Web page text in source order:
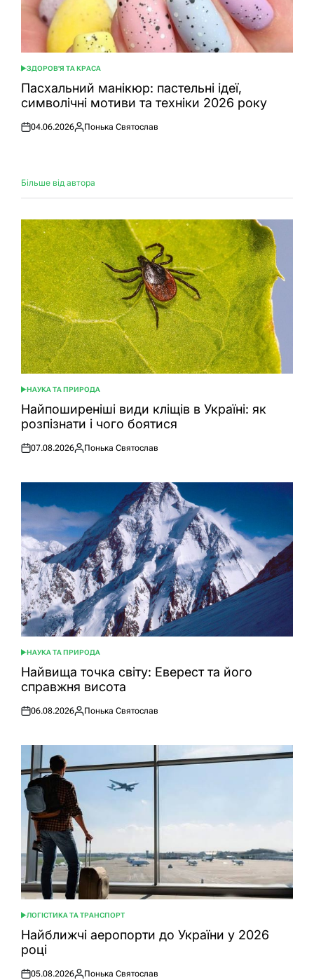
ОПУБЛІКУВАТИ
У
ЗДОРОВ'Я ТА КРАСА
Пасхальний манікюр: пастельні ідеї,
символічні мотиви та техніки 2026 року
Оприлюднено
04.06.2026
Опубліковано
Понька Святослав
Більше від автора
ОПУБЛІКУВАТИ
У
НАУКА ТА ПРИРОДА
Найпоширеніші види кліщів в Україні: як
розпізнати і чого боятися
Оприлюднено
07.08.2026
Опубліковано
Понька Святослав
ОПУБЛІКУВАТИ
У
НАУКА ТА ПРИРОДА
Найвища точка світу: Еверест та його
справжня висота
Оприлюднено
06.08.2026
Опубліковано
Понька Святослав
ОПУБЛІКУВАТИ
У
ЛОГІСТИКА ТА ТРАНСПОРТ
Найближчі аеропорти до України у 2026
році
05.08.2026 Понька Святослав